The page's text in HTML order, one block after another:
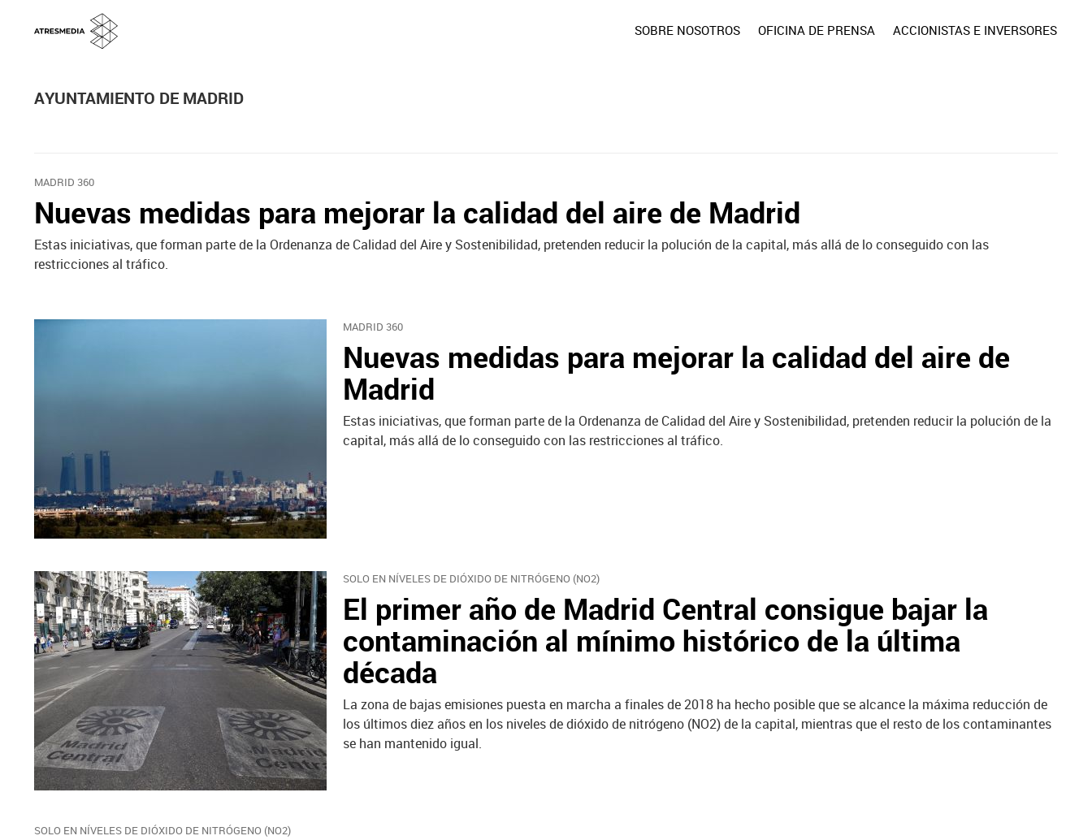
SOBRE NOSOTROS OFICINA DE PRENSA ACCIONISTAS E INVERSORES
AYUNTAMIENTO DE MADRID
MADRID 360
Nuevas medidas para mejorar la calidad del aire de Madrid
Estas iniciativas, que forman parte de la Ordenanza de Calidad del Aire y Sostenibilidad, pretenden reducir la polución de la capital, más allá de lo conseguido con las
restricciones al tráfico.
MADRID 360
Nuevas medidas para mejorar la calidad del aire de
Madrid
Estas iniciativas, que forman parte de la Ordenanza de Calidad del Aire y Sostenibilidad, pretenden reducir la polución de la
capital, más allá de lo conseguido con las restricciones al tráfico.
SOLO EN NÍVELES DE DIÓXIDO DE NITRÓGENO (NO2)
El primer año de Madrid Central consigue bajar la
contaminación al mínimo histórico de la última
década
La zona de bajas emisiones puesta en marcha a finales de 2018 ha hecho posible que se alcance la máxima reducción de
los últimos diez años en los niveles de dióxido de nitrógeno (NO2) de la capital, mientras que el resto de los contaminantes
se han mantenido igual.
SOLO EN NÍVELES DE DIÓXIDO DE NITRÓGENO (NO2)